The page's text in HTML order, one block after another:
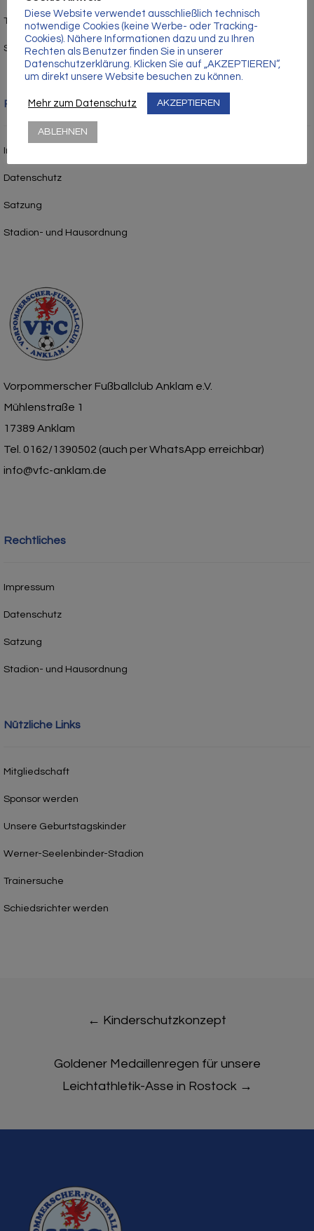
Trainersuche
Schiedsrichter werden
Rechtliches
Impressum
Datenschutz
Satzung
Stadion- und Hausordnung
Vorpommerscher Fußballclub Anklam e.V.
Mühlenstraße 1
17389 Anklam
Tel. 0162/1390502 (auch per WhatsApp erreichbar)
info@vfc-anklam.de
Rechtliches
Impressum
Datenschutz
Satzung
Stadion- und Hausordnung
Nützliche Links
Mitgliedschaft
Sponsor werden
Unsere Geburtstagskinder
Werner-Seelenbinder-Stadion
Trainersuche
Schiedsrichter werden
← Kinderschutzkonzept
Goldener Medaillenregen für unsere
Leichtathletik-Asse in Rostock →
Diese Website verwendet ausschließlich technisch
notwendige Cookies (keine Werbe- oder Tracking-
Cookies). Nähere Informationen dazu und zu Ihren
Rechten als Benutzer finden Sie in unserer
Datenschutzerklärung. Klicken Sie auf „AKZEPTIEREN“,
um direkt unsere Website besuchen zu können.
Mehr zum Datenschutz AKZEPTIEREN
ABLEHNEN